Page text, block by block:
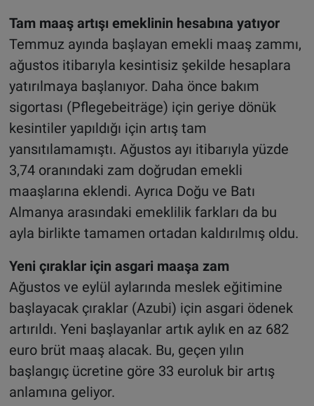
Tam maaş artışı emeklinin hesabına yatıyor
Temmuz ayında başlayan emekli maaş zammı,
ağustos itibarıyla kesintisiz şekilde hesaplara
yatırılmaya başlanıyor. Daha önce bakım
sigortası (Pflegebeiträge) için geriye dönük
kesintiler yapıldığı için artış tam
yansıtılamamıştı. Ağustos ayı itibarıyla yüzde
3,74 oranındaki zam doğrudan emekli
maaşlarına eklendi. Ayrıca Doğu ve Batı
Almanya arasındaki emeklilik farkları da bu
ayla birlikte tamamen ortadan kaldırılmış oldu.
Yeni çıraklar için asgari maaşa zam
Ağustos ve eylül aylarında meslek eğitimine
başlayacak çıraklar (Azubi) için asgari ödenek
artırıldı. Yeni başlayanlar artık aylık en az 682
euro brüt maaş alacak. Bu, geçen yılın
başlangıç ücretine göre 33 euroluk bir artış
anlamına geliyor.